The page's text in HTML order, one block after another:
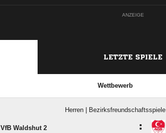
ANZEIGE
LETZTE SPIELE
Wettbewerb
Herren | Bezirksfreundschaftsspiele
VfB Waldshut 2 :